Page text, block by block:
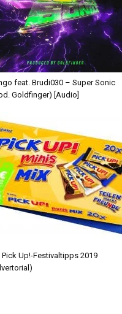
feat. Brudi030 – Super Sonic
Goldfinger) [Audio]
Pick Up!-Festivaltipps 2019